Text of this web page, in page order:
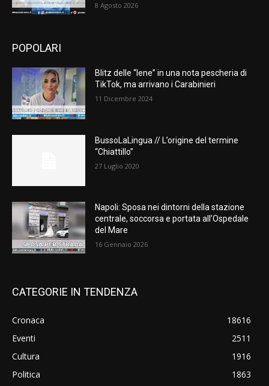
8 Agosto 2026
POPOLARI
Blitz delle “Iene” in una nota pescheria di
TikTok, ma arrivano i Carabinieri
11 Dicembre 2024
BussoLaLingua // L’origine del termine
“Chiattillo”
27 Luglio 2020
Napoli: Sposa nei dintorni della stazione
centrale, soccorsa e portata all’Ospedale
del Mare
16 Gennaio 2026
CATEGORIE IN TENDENZA
Cronaca
18616
Eventi
2511
Cultura
1916
Politica
1863